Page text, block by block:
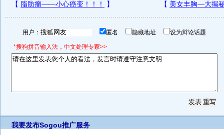
用户： 匿名 隐藏地址 设为辩论话题
*搜狗拼音输入法，中文处理专家>>
我要发布Sogou推广服务